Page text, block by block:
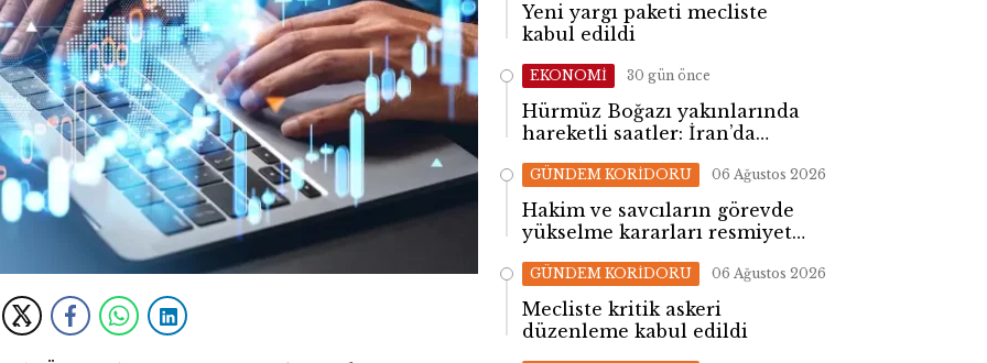
Yeni yargı paketi mecliste
kabul edildi
EKONOMİ 30 gün önce
Hürmüz Boğazı yakınlarında
hareketli saatler: İran’da
GÜNDEM KORİDORU 06 Ağustos 2026
Hakim ve savcıların görevde
yükselme kararları resmiyet
GÜNDEM KORİDORU 06 Ağustos 2026
Mecliste kritik askeri
düzenleme kabul edildi